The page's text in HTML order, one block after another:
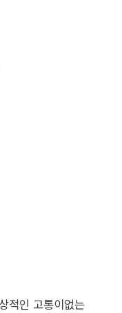
적인 고통이없는